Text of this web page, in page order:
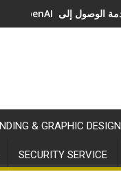
& GRAPHIC DESIGN
SECURITY SERVICE